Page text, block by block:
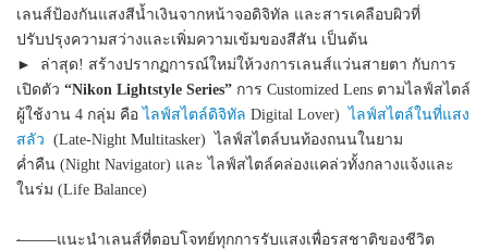
เลนส์ป้องกันแสงสีน้ำเงินจากหน้าจอดิจิทัล และสารเคลือบผิวที่
ปรับปรุงความสว่างและเพิ่มความเข้มของสีสัน เป็นต้น
►
​ ล่าสุด! สร้างปรากฏการณ์ใหม่ให้วงการเลนส์แว่นสายตา กับการ
เปิดตัว “Nikon Lightstyle Series” การ Customized Lens ตามไลฟ์สไตล์
ผู้ใช้งาน 4 กลุ่ม คือ ไลฟ์สไตล์ดิจิทัล Digital Lover) ไลฟ์สไตล์ในที่แสง
สลัว (Late-Night Multitasker) ไลฟ์สไตล์บนท้องถนนในยาม
ค่ำคืน (Night Navigator) และ ไลฟ์สไตล์คล่องแคล่วทั้งกลางแจ้งและ
ในร่ม (Life Balance)
·แนะนำเลนส์ที่ตอบโจทย์ทุกการรับแสงเพื่อรสชาติของชีวิต